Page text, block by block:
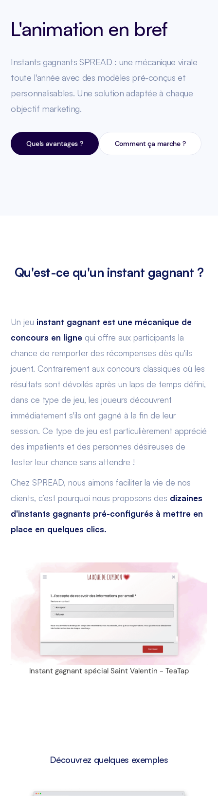
L'animation en bref
Instants gagnants SPREAD : une mécanique virale
toute l'année avec des modèles pré-conçus et
personnalisables. Une solution adaptée à chaque
objectif marketing.
Quels avantages ? Comment ça marche ?
Qu'est-ce qu'un instant gagnant ?
Un jeu instant gagnant est une mécanique de
concours en ligne qui offre aux participants la
chance de remporter des récompenses dès qu'ils
jouent. Contrairement aux concours classiques où les
résultats sont dévoilés après un laps de temps défini,
dans ce type de jeu, les joueurs découvrent
immédiatement s'ils ont gagné à la fin de leur
session. Ce type de jeu est particulièrement apprécié
des impatients et des personnes désireuses de
tester leur chance sans attendre !
Chez SPREAD, nous aimons faciliter la vie de nos
clients, c’est pourquoi nous proposons des dizaines
d'instants gagnants pré-configurés à mettre en
place en quelques clics.
Instant gagnant spécial Saint Valentin - TeaTap
Découvrez quelques exemples